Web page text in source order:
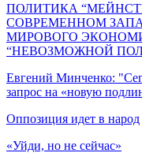
ПОЛИТИКА
СОВРЕМЕННОМ
МИРОВОГО
“НЕВОЗМОЖНОЙ
Евгений Минченко:
запрос на «новую
Оппозиция идет в народ
«Уйди, но не сейчас»